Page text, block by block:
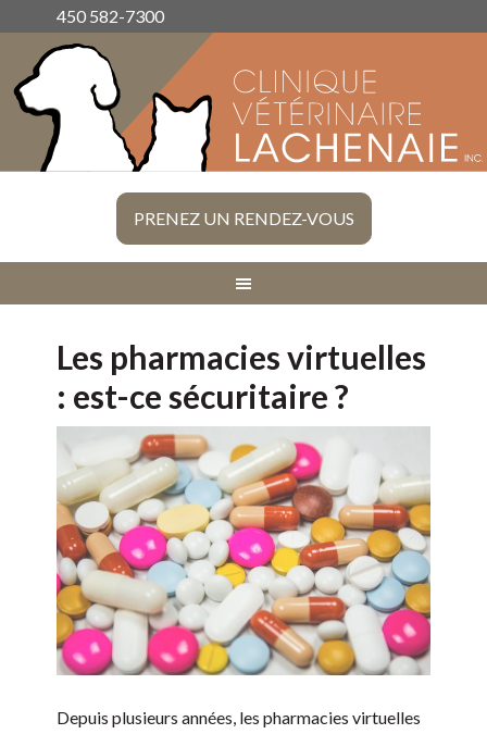
450 582-7300
PRENEZ UN RENDEZ-VOUS
Les pharmacies virtuelles
: est-ce sécuritaire ?
Depuis plusieurs années, les pharmacies virtuelles